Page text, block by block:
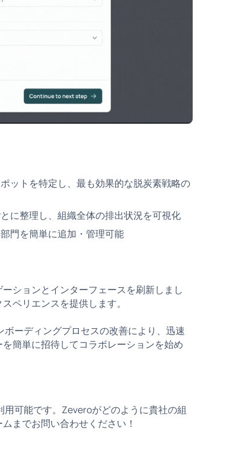
ットを特定し、最も効果的な脱炭素戦略の
に整理し、組織全体の排出状況を可視化
門を簡単に追加・管理可能
ションとインターフェースを刷新しまし
ペリエンスを提供します。
ーディングプロセスの改善により、迅速
簡単に招待してコラボレーションを始め
可能です。Zeveroがどのように貴社の組
までお問い合わせください！